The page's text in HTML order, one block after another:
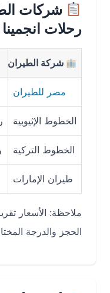
شركات
رحلات انجمينا -
شركة الطيران
مصر للطيران
الخطوط الإثيوبية رحلة
الخطوط التركية رحلة
طيران الإمارات
ملاحظة: الأسعار
الحجز والدرجة المختارة.